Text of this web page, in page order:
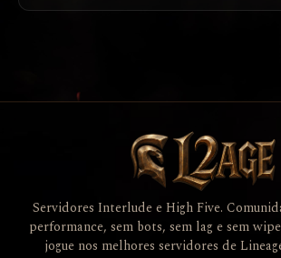
Servidores Interlude e High Five.
performance, sem bots, sem lag e sem
jogue nos melhores servidores de